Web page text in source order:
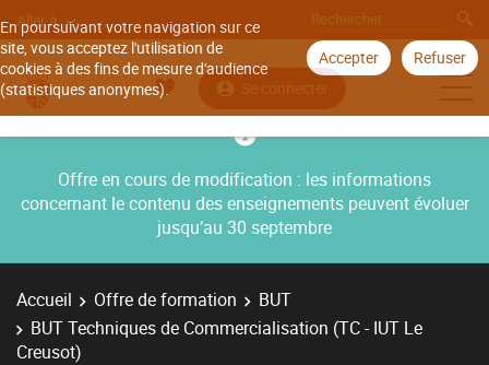
En poursuivant votre navigation sur ce
site, vous acceptez l'utilisation de
cookies à des fins de mesure d'audience
(statistiques anonymes).
Accepter Refuser
Aller à
Se connecter
Offre en cours de modification : les informations
concernant le contenu des enseignements peuvent évoluer
jusqu’au 30 septembre
Accueil Offre de formation
BUT
BUT Techniques de Commercialisation (TC - IUT Le
Creusot)